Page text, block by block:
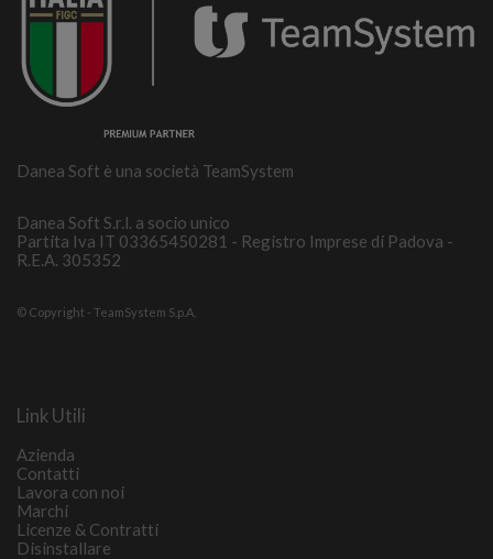
Danea Soft è una società TeamSystem
Danea Soft S.r.l. a socio unico
Partita Iva IT 03365450281 - Registro Imprese di Padova -
R.E.A. 305352
© Copyright - TeamSystem S.p.A.
Link Utili
Azienda
Contatti
Lavora con noi
Marchi
Licenze & Contratti
Disinstallare